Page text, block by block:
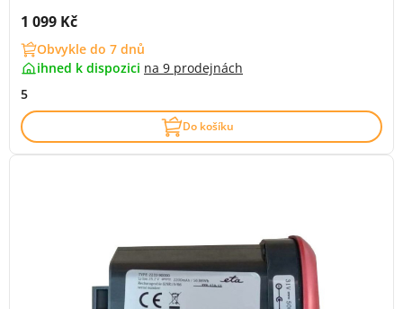
Cena s DPH:
1 099 Kč
Obvykle do 7 dnů
ihned k dispozici na 9 prodejnách
5
Do košíku